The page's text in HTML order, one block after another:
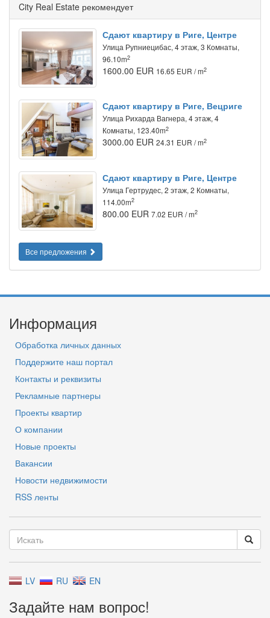
City Real Estate рекомендует
Сдают квартиру в Риге, Центре
Улица Рупниецибас, 4 этаж, 3 Комнаты,
96.10m2
1600.00 EUR 16.65 EUR / m2
Сдают квартиру в Риге, Вецриге
Улица Рихарда Вагнера, 4 этаж, 4
Комнаты, 123.40m2
3000.00 EUR 24.31 EUR / m2
Сдают квартиру в Риге, Центре
Улица Гертрудес, 2 этаж, 2 Комнаты,
114.00m2
800.00 EUR 7.02 EUR / m2
Все предложения
Информация
Обработка личных данных
Поддержите наш портал
Контакты и реквизиты
Рекламные партнеры
Проекты квартир
О компании
Новые проекты
Вакансии
Новости недвижимости
RSS ленты
LV RU EN
Задайте нам вопрос!